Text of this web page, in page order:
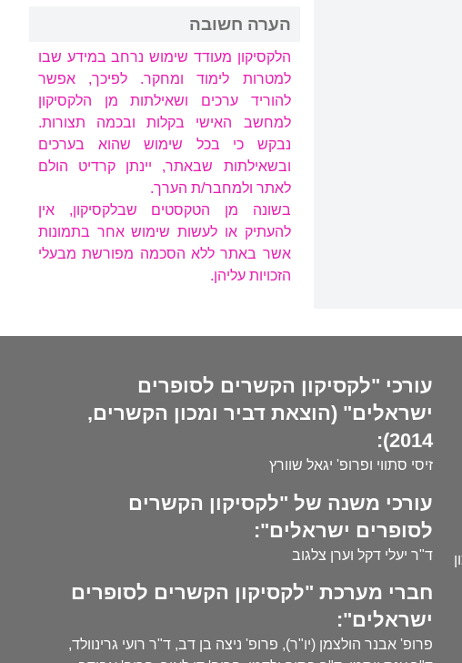
הערה חשובה
הלקסיקון מעודד שימוש נרחב במידע שבו
למטרות לימוד ומחקר. לפיכך, אפשר
להוריד ערכים ושאילתות מן הלקסיקון
למחשב האישי בקלות ובכמה תצורות.
נבקש כי בכל שימוש שהוא בערכים
ובשאילתות שבאתר, יינתן קרדיט הולם
לאתר ולמחבר/ת הערך.
בשונה מן הטקסטים שבלקסיקון, אין
להעתיק או לעשות שימוש אחר בתמונות
אשר באתר ללא הסכמה מפורשת מבעלי
הזכויות עליהן.
עורכי "לקסיקון הקשרים לסופרים
ישראלים" (הוצאת דביר ומכון הקשרים,
2014):
זיסי סתווי ופרופ' יגאל שוורץ
עורכי משנה של "לקסיקון הקשרים
לסופרים ישראלים":
ד"ר יעלי דקל וערן צלגוב
חברי מערכת "לקסיקון הקשרים לסופרים
ישראלים":
פרופ' אבנר הולצמן (יו"ר), פרופ' ניצה בן דב, ד"ר רועי גרינוולד,